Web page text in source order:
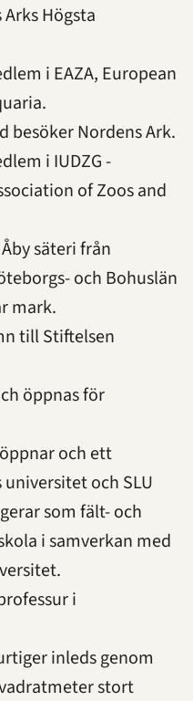
Högsta
i EAZA, European
besöker Nordens Ark.
i IUDZG -
of Zoos and
säteri från
och Bohuslän
mark.
till Stiftelsen
öppnas för
och ett
och SLU
som fält- och
i samverkan med
i
inleds genom
stort